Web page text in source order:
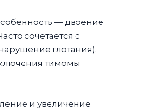
— двоение
сочетается с
глотания).
тимомы
и увеличение